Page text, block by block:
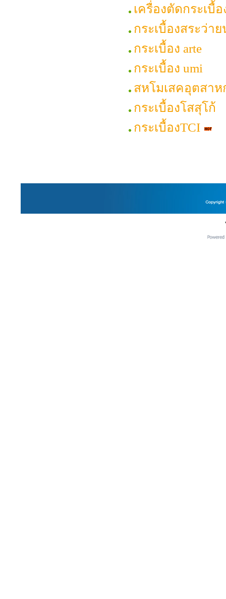
เครื่องตัดกระเบื้
กระเบื้องสระว่า
กระเบื้อง arte
กระเบื้อง umi
สหโมเสคอุตสาห
กระเบื้องโสสุโก้
กระเบื้องTCI